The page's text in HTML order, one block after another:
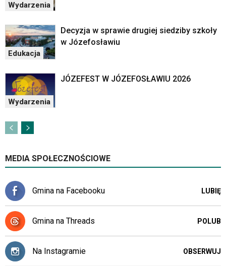
Wydarzenia
Edukacja
Decyzja w sprawie drugiej siedziby szkoły
w Józefosławiu
Wydarzenia
JÓZEFEST W JÓZEFOSŁAWIU 2026
MEDIA SPOŁECZNOŚCIOWE
Gmina na Facebooku LUBIĘ
Gmina na Threads POLUB
Na Instagramie OBSERWUJ